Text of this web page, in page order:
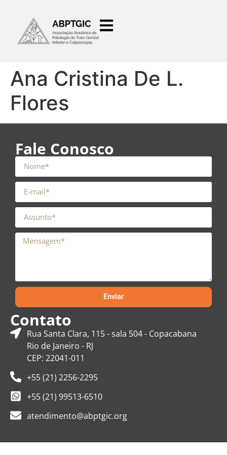
Ana Cristina De L.
Flores
Fale Conosco
Enviar
Contato
Rua Santa Clara, 115 - sala 504 - Copacabana
Rio de Janeiro - RJ
CEP: 22041-011
+55 (21) 2256-2295
+55 (21) 99513-6510
atendimento@abptgic.org